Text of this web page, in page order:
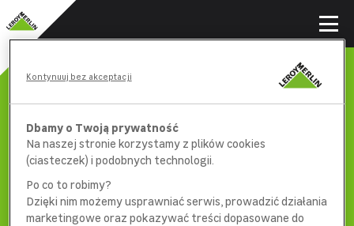
Dbamy o Twoją prywatność
Na naszej stronie korzystamy z plików cookies
(ciasteczek) i podobnych technologii.
Po co to robimy?
Dzięki nim możemy usprawniać serwis, prowadzić działania
marketingowe oraz pokazywać treści dopasowane do
Kontynuuj bez akceptacji